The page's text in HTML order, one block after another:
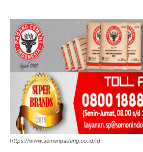
https://www.semenpadang.co.id/id